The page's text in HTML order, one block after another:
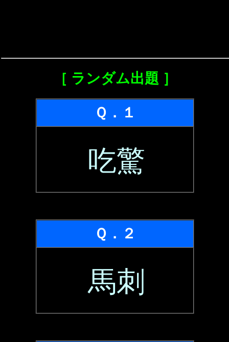
［ ランダム出題 ］
Ｑ．１
吃驚
Ｑ．２
馬刺